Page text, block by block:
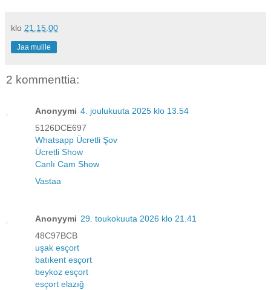
klo 21.15.00
Jaa muille
2 kommenttia:
Anonyymi 4. joulukuuta 2025 klo 13.54
5126DCE697
Whatsapp Ücretli Şov
Ücretli Show
Canlı Cam Show
Vastaa
Anonyymi 29. toukokuuta 2026 klo 21.41
48C97BCB
uşak esçort
batıkent esçort
beykoz esçort
esçort elazığ